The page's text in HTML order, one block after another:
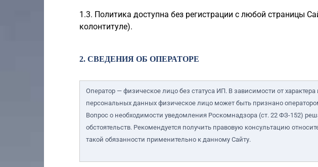
1.3. Политика доступна без регистрации с любой страницы
колонтитуле).
2. СВЕДЕНИЯ ОБ ОПЕРАТОРЕ
Оператор — физическое лицо без статуса ИП. В зависимости от
персональных данных физическое лицо может быть признано
Вопрос о необходимости уведомления Роскомнадзора (ст. 22 ФЗ-152)
обстоятельств. Рекомендуется получить правовую консультацию
такой обязанности применительно к данному Сайту.